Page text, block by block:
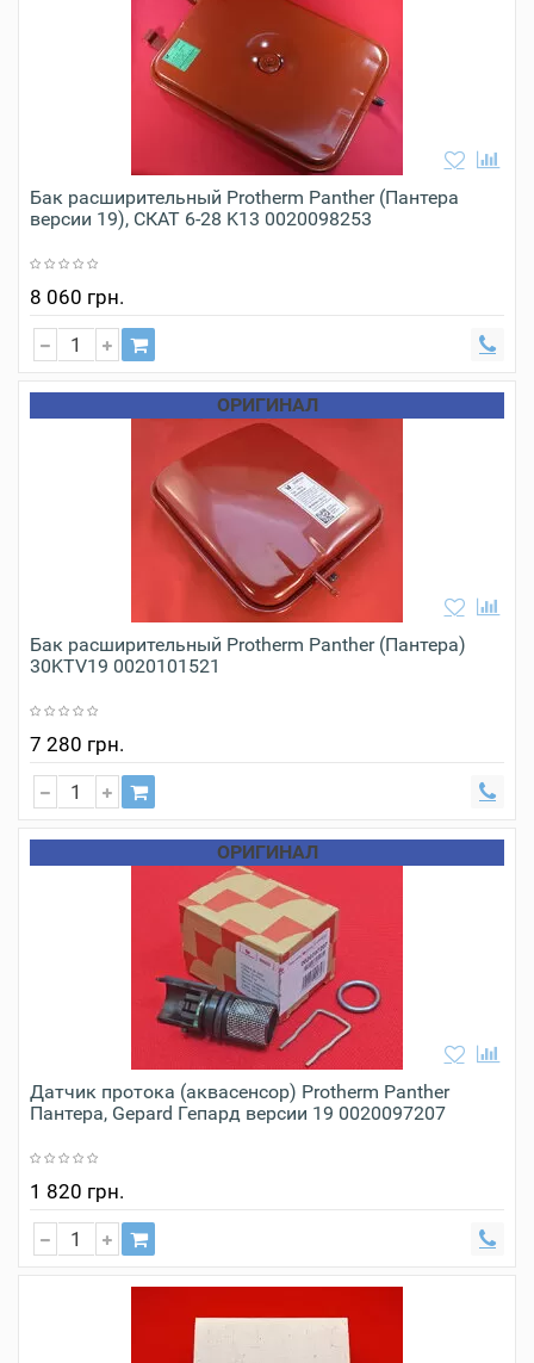
Бак расширительный Protherm Panther (Пантера
версии 19), СКАТ 6-28 K13 0020098253
8 060 грн.
ОРИГИНАЛ
Бак расширительный Protherm Panther (Пантера)
30KTV19 0020101521
7 280 грн.
ОРИГИНАЛ
Датчик протока (аквасенсор) Protherm Panther
Пантера, Gepard Гепард версии 19 0020097207
1 820 грн.